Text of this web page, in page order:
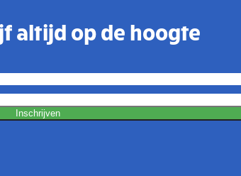
altijd op de hoogte
Inschrijven